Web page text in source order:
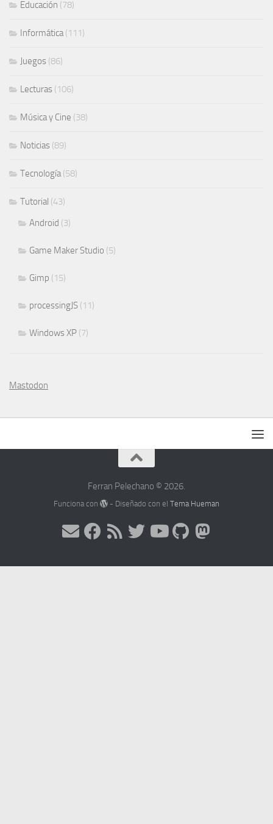
Educación (78)
Informática(111)
Juegos (86)
Lecturas (106)
Música y Cine (38)
Noticias (89)
Tecnología(58)
Tutorial (43)
Android (3)
Game Maker Studio (5)
Gimp (15)
processingJS (11)
Windows XP (7)
Mastodon
Ferran Pelechano © 2026.
Funciona con - Diseñado con elTema Hueman